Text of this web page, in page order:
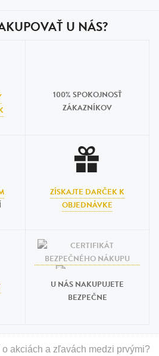
U NÁS?
100% SPOKOJNOSŤ
ZÁKAZNÍKOV
ZÍSKAJTE DARČEK K
OBJEDNÁVKE
U NÁS NAKUPUJETE
BEZPEČNE
akciách a zľavách medzi prvými?